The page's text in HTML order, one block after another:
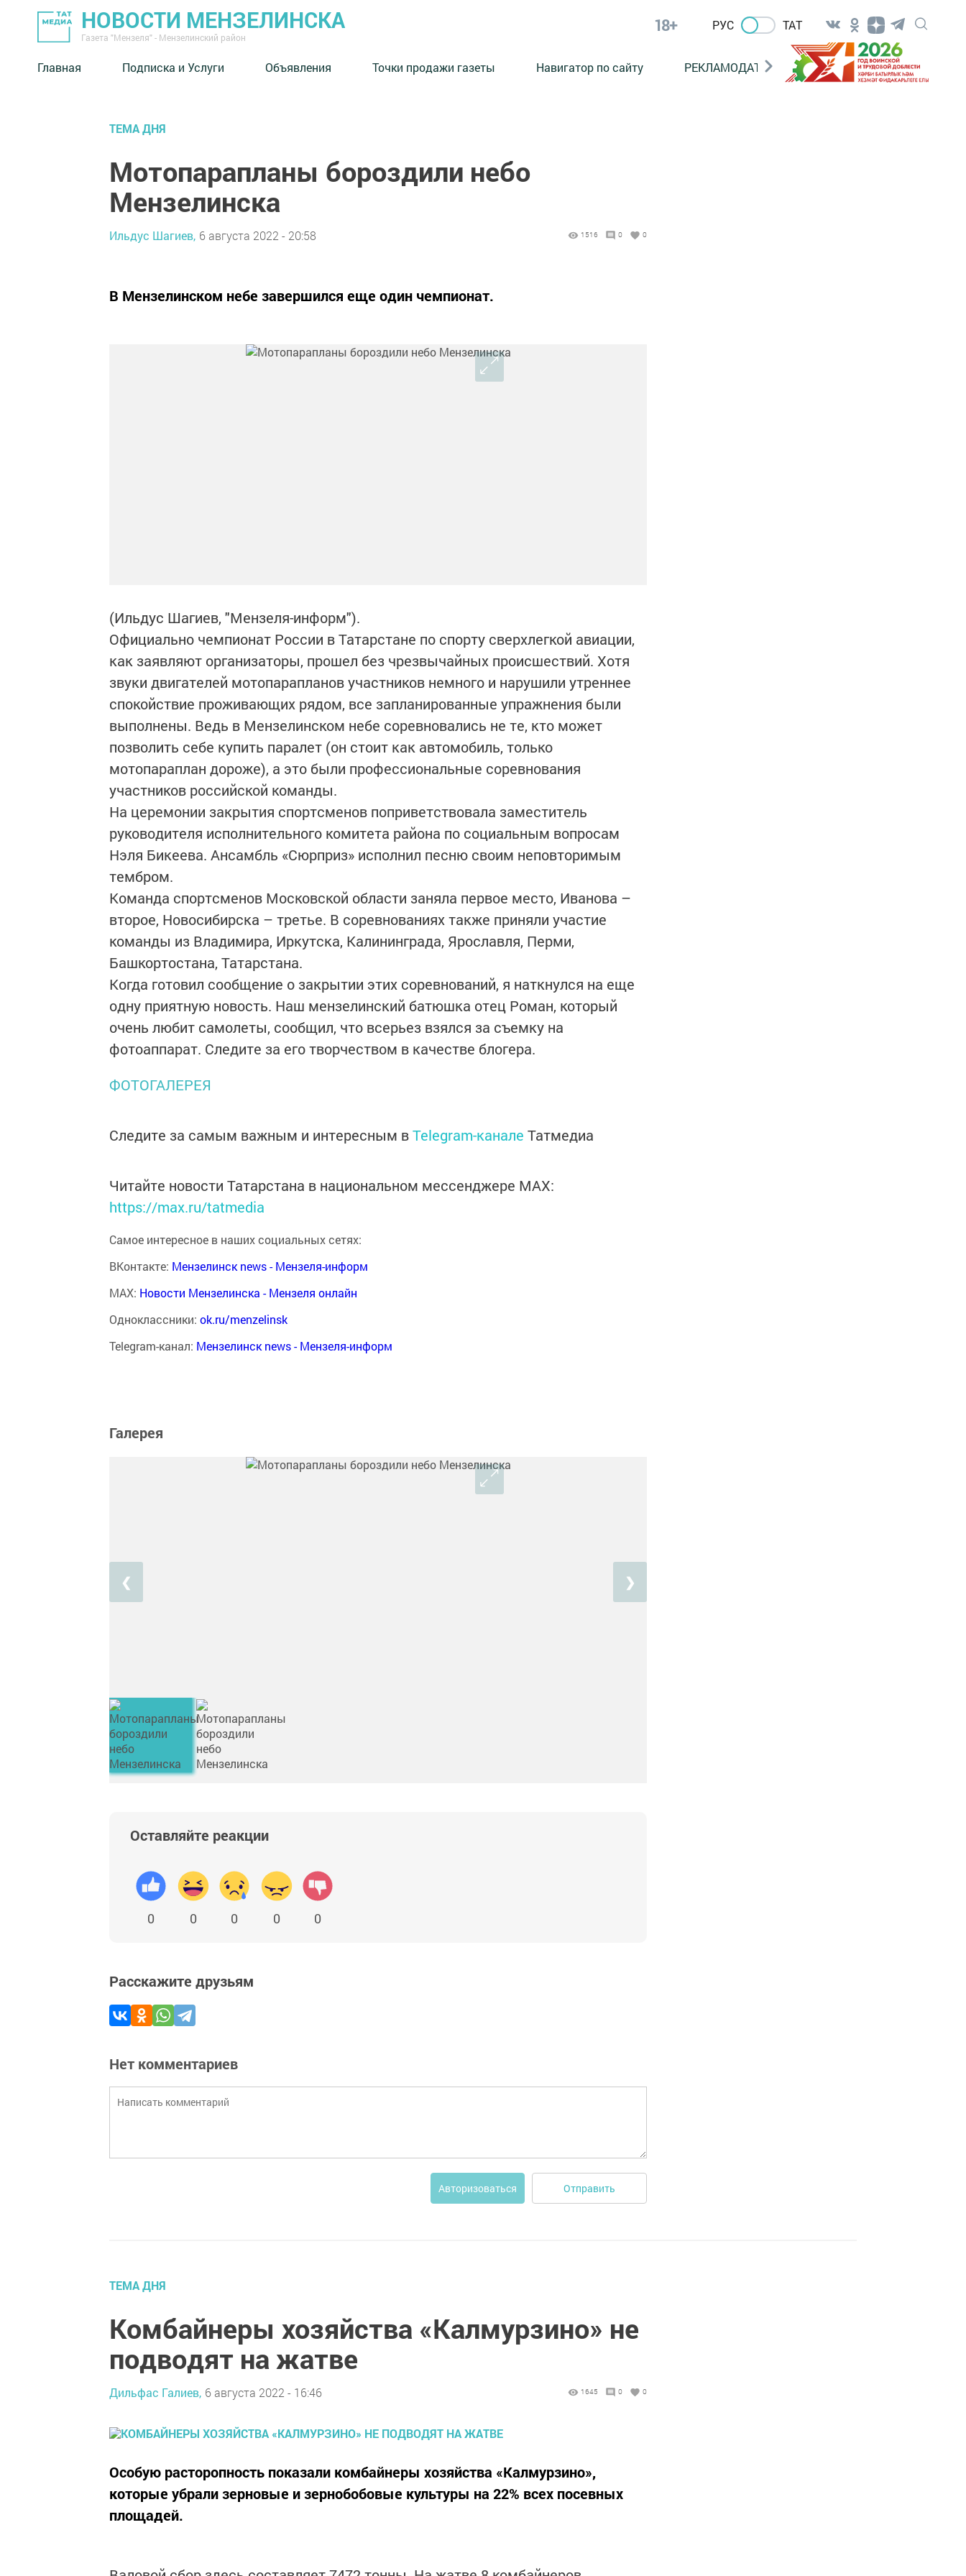
НОВОСТИ МЕНЗЕЛИНСКА
Газета "Мензеля" - Мензелинский район
18+ РУС ТАТ
Главная Подписка и Услуги Объявления Точки продажи газеты Навигатор по сайту РЕКЛАМОДАТЕЛЯМ
ТЕМА ДНЯ
Мотопарапланы бороздили небо
Мензелинска
Ильдус Шагиев, 6 августа 2022 - 20:58 1516 0 0
В Мензелинском небе завершился еще один чемпионат.
(Ильдус Шагиев, "Мензеля-информ").
Официально чемпионат России в Татарстане по спорту сверхлегкой авиации,
как заявляют организаторы, прошел без чрезвычайных происшествий. Хотя
звуки двигателей мотопарапланов участников немного и нарушили утреннее
спокойствие проживающих рядом, все запланированные упражнения были
выполнены. Ведь в Мензелинском небе соревновались не те, кто может
позволить себе купить паралет (он стоит как автомобиль, только
мотопараплан дороже), а это были профессиональные соревнования
участников российской команды.
На церемонии закрытия спортсменов поприветствовала заместитель
руководителя исполнительного комитета района по социальным вопросам
Нэля Бикеева. Ансамбль «Сюрприз» исполнил песню своим неповторимым
тембром.
Команда спортсменов Московской области заняла первое место, Иванова –
второе, Новосибирска – третье. В соревнованиях также приняли участие
команды из Владимира, Иркутска, Калининграда, Ярославля, Перми,
Башкортостана, Татарстана.
Когда готовил сообщение о закрытии этих соревнований, я наткнулся на еще
одну приятную новость. Наш мензелинский батюшка отец Роман, который
очень любит самолеты, сообщил, что всерьез взялся за съемку на
фотоаппарат. Следите за его творчеством в качестве блогера.
ФОТОГАЛЕРЕЯ
Следите за самым важным и интересным вTelegram-канале Татмедиа
Читайте новости Татарстана в национальном мессенджере MАХ:
https://max.ru/tatmedia
Самое интересное в наших социальных сетях:
ВКонтакте: Мензелинск news - Мензеля-информ
MAX: Новости Мензелинска - Мензеля онлайн
Одноклассники: ok.ru/menzelinsk
Telegram-канал: Мензелинск news - Мензеля-информ
Галерея
❮ ❯
Оставляйте реакции
0 0 0 0 0
Расскажите друзьям
Нет комментариев
Авторизоваться Отправить
ТЕМА ДНЯ
Комбайнеры хозяйства «Калмурзино» не
подводят на жатве
Дильфас Галиев, 6 августа 2022 - 16:46 1645 0 0
Особую расторопность показали комбайнеры хозяйства «Калмурзино»,
которые убрали зерновые и зернобобовые культуры на 22% всех посевных
площадей.